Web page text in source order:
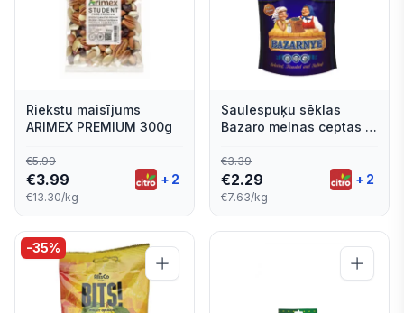
Riekstu maisījums
ARIMEX PREMIUM 300g
€5.99
€3.99
€13.30/kg
+ 2
Saulespuķu sēklas
Bazaro melnas ceptas ar
€3.39
€2.29
€7.63/kg
+ 2
-35%